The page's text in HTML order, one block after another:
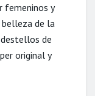
femeninos y
de la
de
original y